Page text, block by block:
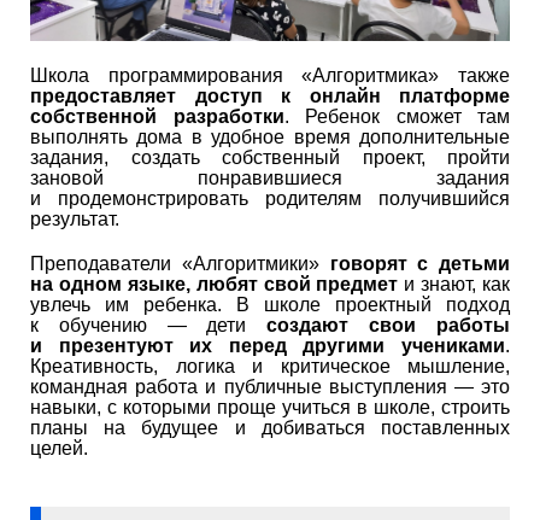
Школа программирования «Алгоритмика» также
предоставляет доступ к онлайн платформе
собственной разработки. Ребенок сможет там
выполнять дома в удобное время дополнительные
задания, создать собственный проект, пройти
зановой понравившиеся задания
и продемонстрировать родителям получившийся
результат.
Преподаватели «Алгоритмики» говорят с детьми
на одном языке, любят свой предмет и знают, как
увлечь им ребенка. В школе проектный подход
к обучению — детисоздают свои работы
и презентуют их перед другими учениками.
Креативность, логика и критическое мышление,
командная работа и публичные выступления — это
навыки, с которыми проще учиться в школе, строить
планы на будущее и добиваться поставленных
целей.